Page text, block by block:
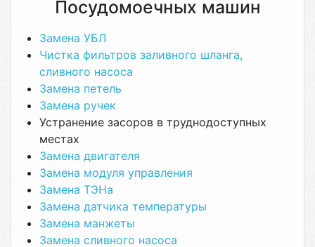
Посудомоечных машин
Замена УБЛ
Чистка фильтров заливного шланга,
сливного насоса
Замена петель
Замена ручек
Устранение засоров в труднодоступных
местах
Замена двигателя
Замена модуля управления
Замена ТЭНа
Замена датчика температуры
Замена манжеты
Замена сливного насоса